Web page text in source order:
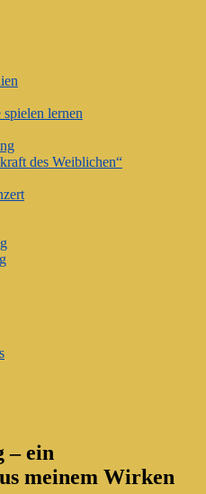
lernen
des Weiblichen“
– ein
meinem Wirken